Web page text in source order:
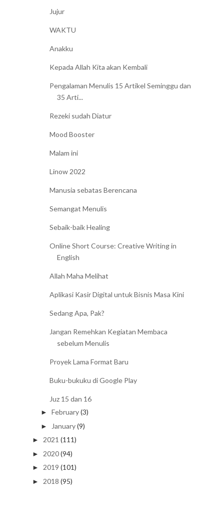
Jujur
WAKTU
Anakku
Kepada Allah Kita akan Kembali
Pengalaman Menulis 15 Artikel Seminggu dan
35 Arti...
Rezeki sudah Diatur
Mood Booster
Malam ini
Linow 2022
Manusia sebatas Berencana
Semangat Menulis
Sebaik-baik Healing
Online Short Course: Creative Writing in
English
Allah Maha Melihat
Aplikasi Kasir Digital untuk Bisnis Masa Kini
Sedang Apa, Pak?
Jangan Remehkan Kegiatan Membaca
sebelum Menulis
Proyek Lama Format Baru
Buku-bukuku di Google Play
Juz 15 dan 16
► February(3)
► January(9)
► 2021 (111)
► 2020(94)
► 2019 (101)
► 2018 (95)